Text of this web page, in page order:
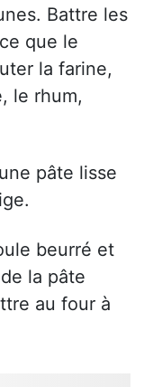
Battre les
que le
la farine,
le rhum,
pâte lisse
beurré et
la pâte
au four à